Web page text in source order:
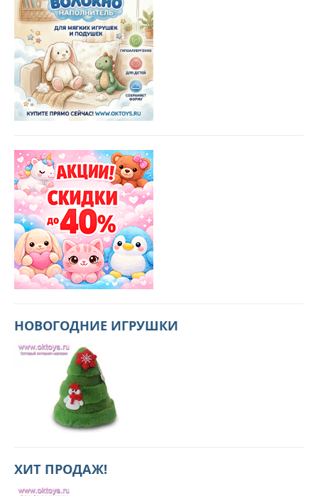
НОВОГОДНИЕ ИГРУШКИ
ХИТ ПРОДАЖ!